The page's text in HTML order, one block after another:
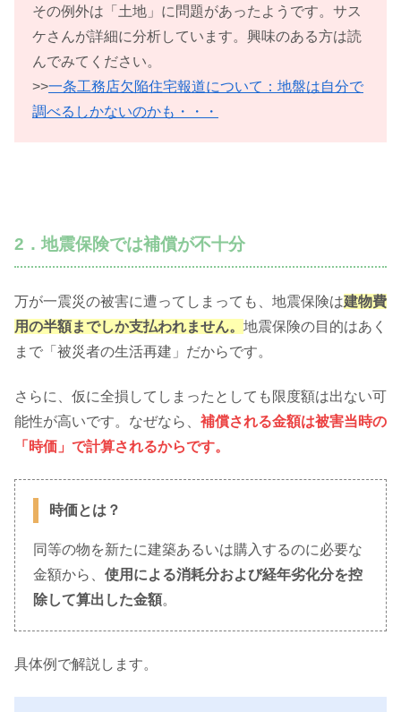
その例外は「土地」に問題があったようです。サス
ケさんが詳細に分析しています。興味のある方は読
んでみてください。
>>一条工務店欠陥住宅報道について：地盤は自分で
調べるしかないのかも・・・
2．地震保険では補償が不十分
万が一震災の被害に遭ってしまっても、地震保険は建物費
用の半額までしか支払われません。 地震保険の目的はあく
まで「被災者の生活再建」だからです。
さらに、仮に全損してしまったとしても限度額は出ない可
能性が高いです。なぜなら、 補償される金額は被害当時の
「時価」で計算されるからです。
時価とは？
同等の物を新たに建築あるいは購入するのに必要な
金額から、 使用による消耗分および経年劣化分を控
除して算出した金額。
具体例で解説します。